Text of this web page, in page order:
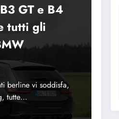
GT e B4
tutti gli
berline vi soddisfa,
tutte…